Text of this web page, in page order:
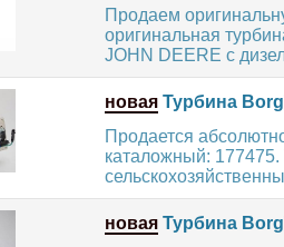
Продаем
оригинальная
JOHN DEERE с
новая Турбина
Продается
каталожный: 177475.
новая Турбина